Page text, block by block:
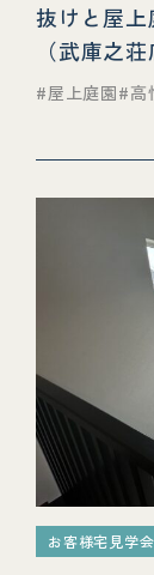
抜けと屋
（武庫之荘
屋上庭園 高
お客様宅見学会